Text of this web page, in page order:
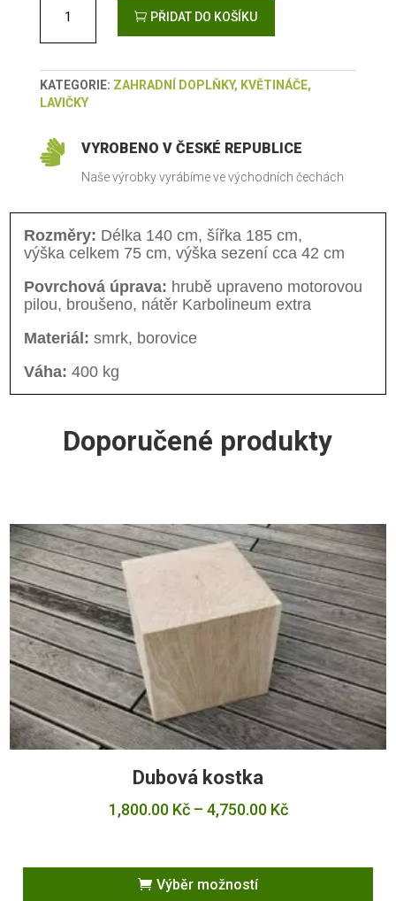
PŘIDAT DO KOŠÍKU
KATEGORIE: ZAHRADNÍ DOPLŇKY, KVĚTINÁČE,
LAVIČKY
 VYROBENO V ČESKÉ REPUBLICE
Naše výrobky vyrábíme ve východních čechách
Rozměry: Délka 140 cm, šířka 185 cm,
výška celkem 75 cm, výška sezení cca 42 cm
Povrchová úprava: hrubě upraveno motorovou
pilou, broušeno, nátěr Karbolineum extra
Materiál: smrk, borovice
Váha: 400 kg
Doporučené produkty
Dubová kostka
1,800.00 Kč – 4,750.00 KčRozpětí
Výběr možností